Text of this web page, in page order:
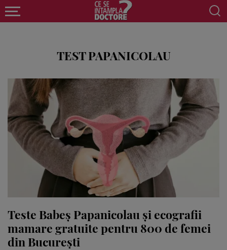
TEST PAPANICOLAU
Teste Babeș Papanicolau și ecografii
mamare gratuite pentru 800 de femei
din București